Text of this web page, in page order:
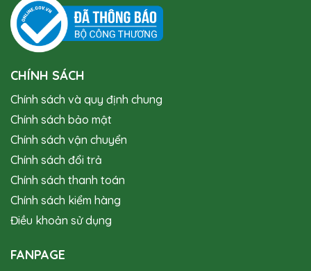
CHÍNH SÁCH
Chính sách và quy định chung
Chính sách bảo mật
Chính sách vận chuyển
Chính sách đổi trả
Chính sách thanh toán
Chính sách kiểm hàng
Điều khoản sử dụng
FANPAGE